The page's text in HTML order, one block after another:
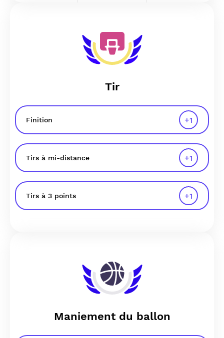
Tir
Finition +1
Tirs à mi-distance +1
Tirs à 3 points +1
Maniement du ballon